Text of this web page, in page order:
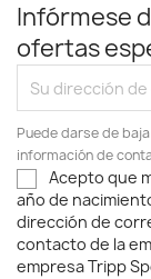
Infórmese
ofertas
Puede darse de
información de
Acepto que
año de
dirección de
contacto de la
empresa Tripp